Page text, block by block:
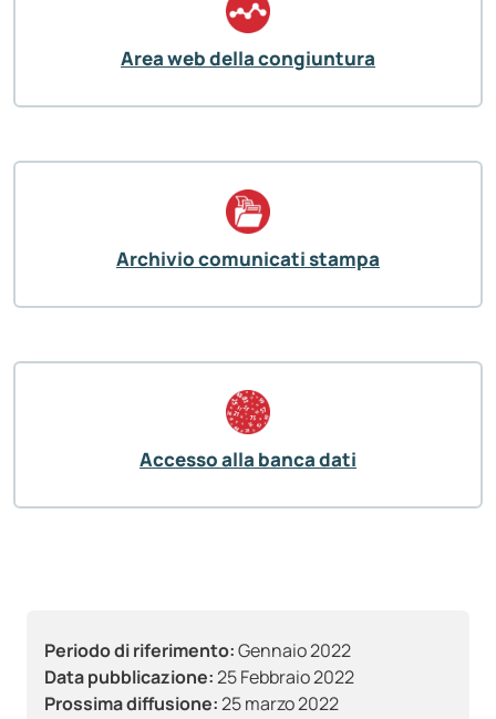
Periodo di riferimento:Gennaio 2022
Data pubblicazione:25 Febbraio 2022
Prossima diffusione:25 marzo 2022
Area web della congiuntura
Archivio comunicati stampa
Accesso alla banca dati